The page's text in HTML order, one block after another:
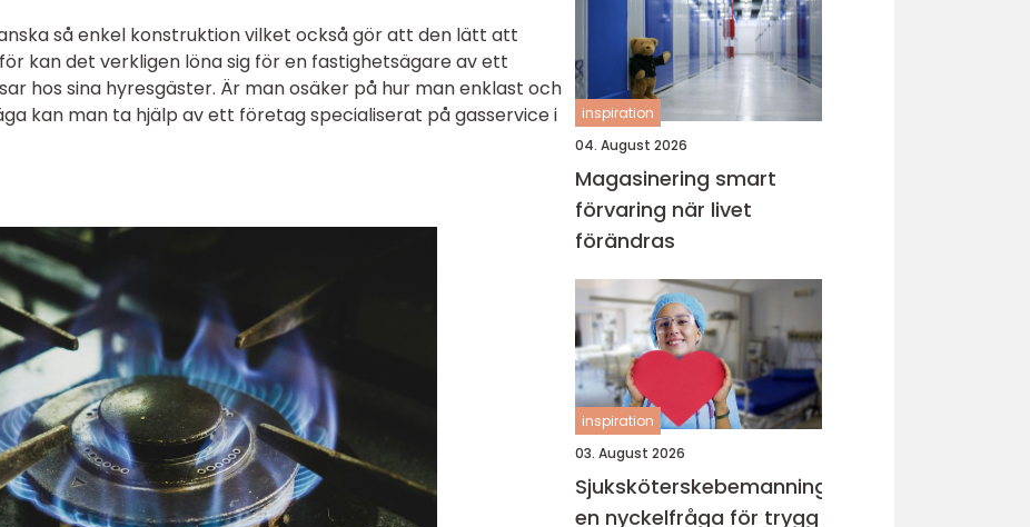
så enkel konstruktion vilket också gör att den lätt att
kan det verkligen löna sig för en fastighetsägare av ett
hos sina hyresgäster. Är man osäker på hur man enklast och
kan man ta hjälp av ett företag specialiserat på gasservice i
inspiration
04. August 2026
Magasinering smart
förvaring när livet
förändras
inspiration
03. August 2026
Sjuksköterskebemanning
en nyckelfråga för trygg